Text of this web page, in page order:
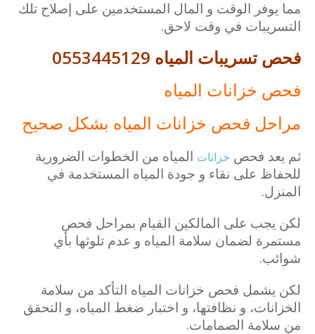
مما يوفر الوقت و المال المستخدمين على إصلاح تلك
التسريبات في وقت لاحق.
فحص تسريبات المياه 0553445129
فحص خزانات المياه
مراحل فحص خزانات المياه بشكل صحيح
ثم يعد فحص خزانات المياه من الخطوات الضرورية
للحفاظ على نقاء و جودة المياه المستخدمة في
المنزل.
لكن يجب على المالكين القيام بمراحل فحص
مستمرة لضمان سلامة المياه و عدم تلوثها بأي
شوائب.
لكن يشمل فحص خزانات المياه التأكد من سلامة
الخزانات، و نظافتها، و اختبار ضغط المياه، و التحقق
من سلامة الصمامات.